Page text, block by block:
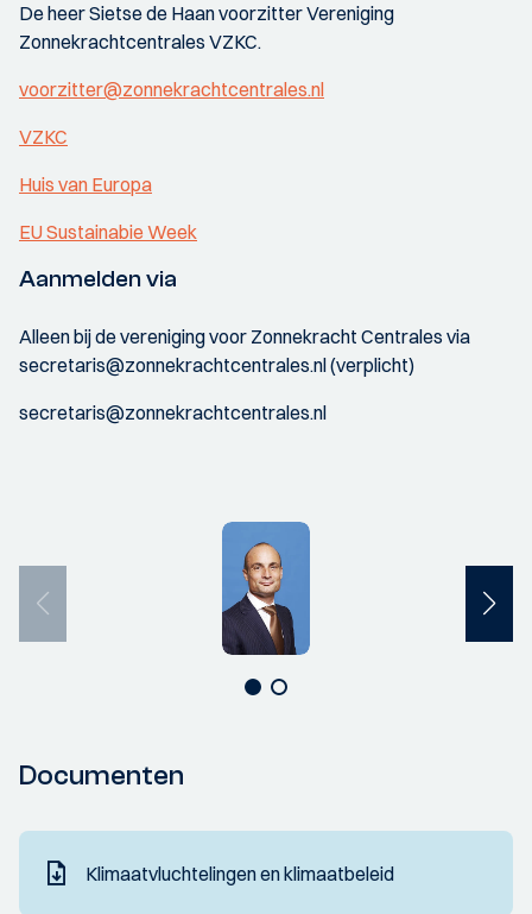
De heer Sietse de Haan voorzitter Vereniging
Zonnekrachtcentrales VZKC.
voorzitter@zonnekrachtcentrales.nl
VZKC
Huis van Europa
EU Sustainabie Week
Aanmelden via
Alleen bij de vereniging voor Zonnekracht Centrales via
secretaris@zonnekrachtcentrales.nl (verplicht)
secretaris@zonnekrachtcentrales.nl
Documenten
Klimaatvluchtelingen en klimaatbeleid